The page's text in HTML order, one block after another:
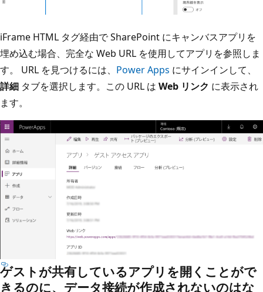
iFrame HTML タグ経由で SharePoint にキャンバスアプリを
埋め込む場合、完全な Web URL を使用してアプリを参照しま
す。 URL を見つけるには、 Power Apps にサインインして、
詳細 タブを選択します。この URL は Web リンク に表示され
ます。
ゲストが共有しているアプリを開くことがで
きるのに、データ接続が作成されないのはな